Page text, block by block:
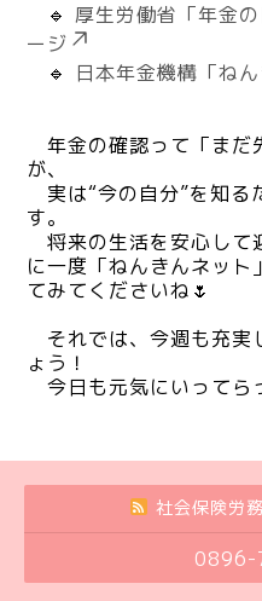
🔹 厚生労働省「年金
ージ
🔹 日本年金機構「ね
年金の確認って「まだ
が、
実は“今の自分”を知る
す。
将来の生活を安心して
に一度「ねんきんネッ
てみてくださいね🌷
それでは、今週も充実
ょう！
今日も元気にいってら
社会保険労